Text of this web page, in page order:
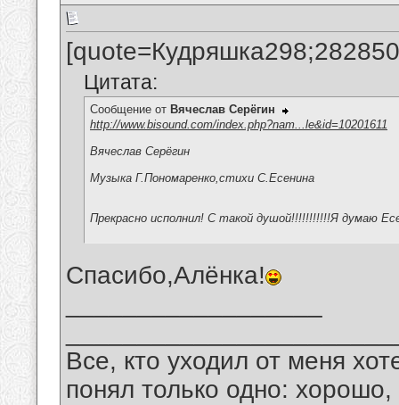
Цитата:
Сообщение от Вячеслав Серёгин
http://www.bisound.com/index.php?nam...le&id=10201611
Вячеслав Серёгин
Музыка Г.Пономаренко,стихи С.Есенина
Прекрасно исполнил! С такой душой!!!!!!!!!!!Я думаю
Спасибо,Алёнка!
Все, кто уходил от меня
понял только одно: